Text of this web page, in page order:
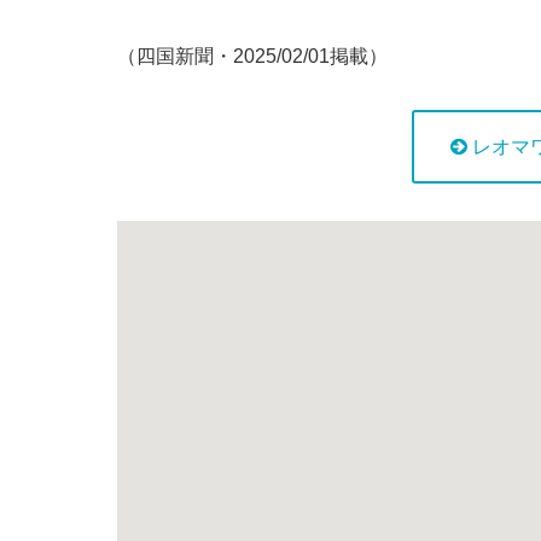
（四国新聞・2025/02/01掲載）
レオマ